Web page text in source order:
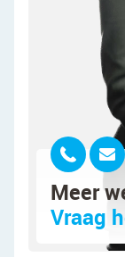
Begane grond:
Via het
voordeur
afgewerkte
tot de
zwevend
een
De ruime
vloer en
Meer
Vraag